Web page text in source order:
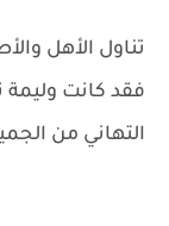
تناول الأهل
فقد كانت وليمة
التهاني من